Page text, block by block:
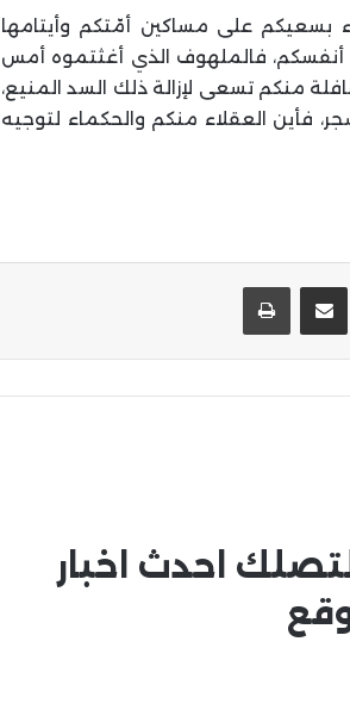
بسعيكم على مساكين أمّتكم وأيتامها
أنفسكم، فالملهوف الذي أغثتموه أمس
منكم تسعى لإزالة ذلك السد المنيع،
فأين العقلاء منكم والحكماء لتوجيه
مشاركة عبر البريد
احدث اخبار